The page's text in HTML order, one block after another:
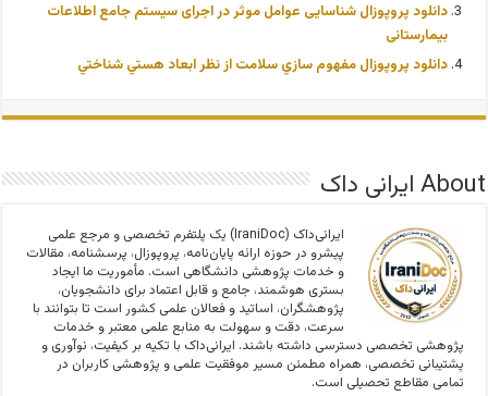
دانلود پروپوزال شناسایی عوامل موثر در اجرای سیستم جامع اطلاعات
بیمارستانی
دانلود پروپوزال مفهوم سازي سلامت از نظر ابعاد هستي شناختي
About ایرانی داک
ایرانی‌داک (IraniDoc) یک پلتفرم تخصصی و مرجع علمی
پیشرو در حوزه ارائه پایان‌نامه، پروپوزال، پرسشنامه، مقالات
و خدمات پژوهشی دانشگاهی است. مأموریت ما ایجاد
بستری هوشمند، جامع و قابل اعتماد برای دانشجویان،
پژوهشگران، اساتید و فعالان علمی کشور است تا بتوانند با
سرعت، دقت و سهولت به منابع علمی معتبر و خدمات
پژوهشی تخصصی دسترسی داشته باشند. ایرانی‌داک با تکیه بر کیفیت، نوآوری و
پشتیبانی تخصصی، همراه مطمئن مسیر موفقیت علمی و پژوهشی کاربران در
تمامی مقاطع تحصیلی است.